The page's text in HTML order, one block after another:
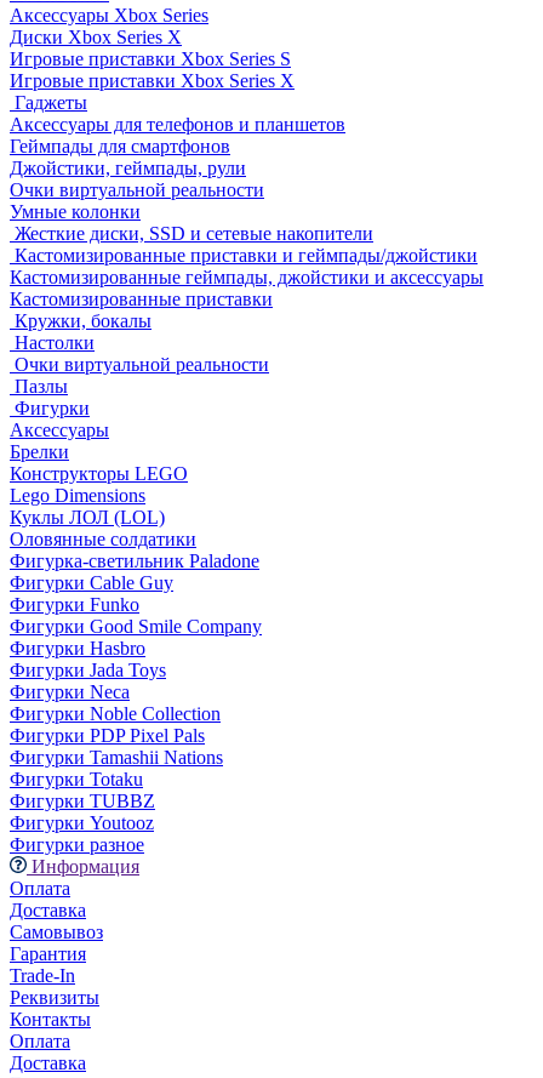
Аксессуары Xbox Series
Диски Xbox Series X
Игровые приставки Xbox Series S
Игровые приставки Xbox Series X
Гаджеты
Аксессуары для телефонов и планшетов
Геймпады для смартфонов
Джойстики, геймпады, рули
Очки виртуальной реальности
Умные колонки
Жесткие диски, SSD и сетевые накопители
Кастомизированные приставки и геймпады/джойстики
Кастомизированные геймпады, джойстики и аксессуары
Кастомизированные приставки
Кружки, бокалы
Настолки
Очки виртуальной реальности
Пазлы
Фигурки
Аксессуары
Брелки
Конструкторы LEGO
Lego Dimensions
Куклы ЛОЛ (LOL)
Оловянные солдатики
Фигурка-светильник Paladone
Фигурки Cable Guy
Фигурки Funko
Фигурки Good Smile Company
Фигурки Hasbro
Фигурки Jada Toys
Фигурки Neca
Фигурки Noble Collection
Фигурки PDP Pixel Pals
Фигурки Tamashii Nations
Фигурки Totaku
Фигурки TUBBZ
Фигурки Youtooz
Фигурки разное
Информация
Оплата
Доставка
Самовывоз
Гарантия
Trade-In
Реквизиты
Контакты
Оплата
Доставка